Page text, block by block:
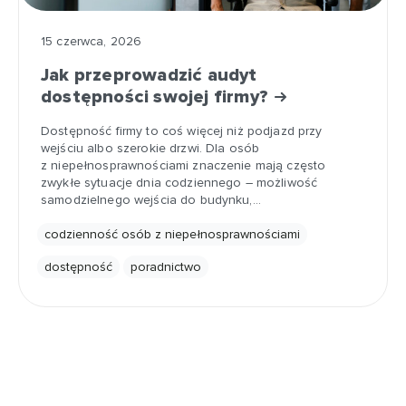
15 czerwca, 2026
Jak przeprowadzić audyt
dostępności swojej firmy?
Dostępność firmy to coś więcej niż podjazd przy
wejściu albo szerokie drzwi. Dla osób
z niepełnosprawnościami znaczenie mają często
zwykłe sytuacje dnia codziennego – możliwość
samodzielnego wejścia do budynku,…
codzienność osób z niepełnosprawnościami
dostępność poradnictwo